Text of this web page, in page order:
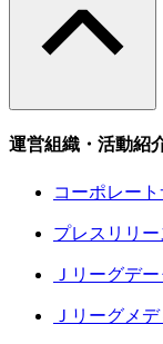
運営組織・活動紹
コーポレート
プレスリリー
Ｊリーグデ
Ｊリーグメ